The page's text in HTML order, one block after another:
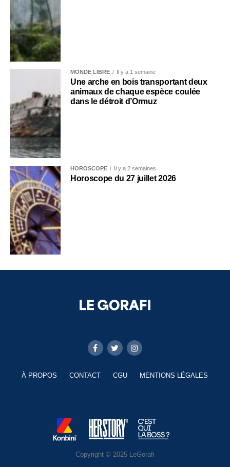
MONDE LIBRE Il y a 1 semaine
Une arche en bois transportant deux
animaux de chaque espèce coulée
dans le détroit d’Ormuz
HOROSCOPE Il y a 2 semaines
Horoscope du 27 juillet 2026
À PROPOS CONTACT CGU MENTIONS LÉGALES
Copyright © 2025 LeGorafi